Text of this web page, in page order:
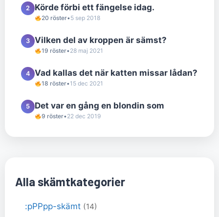
2 Körde förbi ett fängelse idag.
20 röster•5 sep 2018
3 Vilken del av kroppen är sämst?
19 röster•28 maj 2021
4 Vad kallas det när katten missar lådan?
18 röster•15 dec 2021
5 Det var en gång en blondin som
9 röster•22 dec 2019
Alla skämtkategorier
:pPPpp-skämt (14)